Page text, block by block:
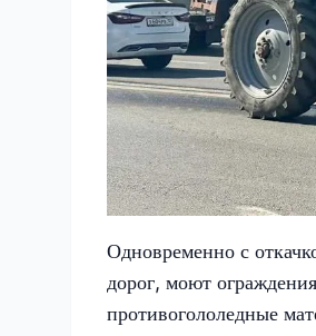
Одновременно с
дорог, моют
противогололедные